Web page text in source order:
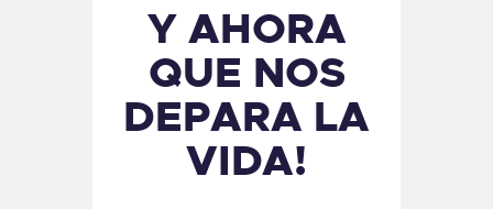
Y AHORA
QUE NOS
DEPARA LA
VIDA!